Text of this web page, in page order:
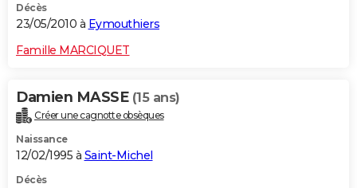
Décès
23/05/2010 à Eymouthiers
Famille MARCIQUET
Damien MASSE (15 ans)
Créer une cagnotte obsèques
Naissance
12/02/1995 à Saint-Michel
Décès